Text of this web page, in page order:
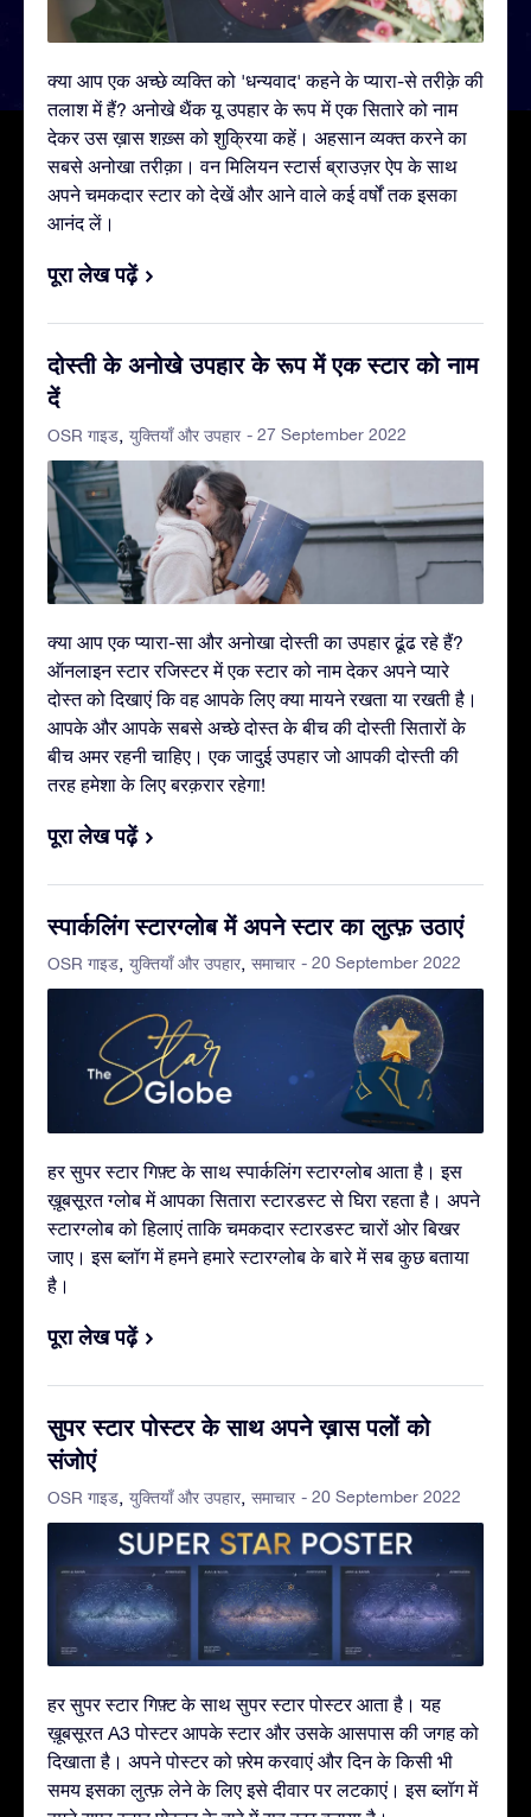
क्या आप एक अच्छे व्यक्ति को 'धन्यवाद' कहने के प्यारा-से तरीक़े की
तलाश में हैं? अनोखे थैंक यू उपहार के रूप में एक सितारे को नाम
देकर उस ख़ास शख़्स को शुक्रिया कहें। अहसान व्यक्त करने का
सबसे अनोखा तरीक़ा। वन मिलियन स्टार्स ब्राउज़र ऐप के साथ
अपने चमकदार स्टार को देखें और आने वाले कई वर्षों तक इसका
आनंद लें।
पूरा लेख पढ़ें
दोस्ती के अनोखे उपहार के रूप में एक स्टार को नाम
दें
OSR गाइड युक्तियाँ और उपहार - 27 September 2022
क्या आप एक प्यारा-सा और अनोखा दोस्ती का उपहार ढूंढ रहे हैं?
ऑनलाइन स्टार रजिस्टर में एक स्टार को नाम देकर अपने प्यारे
दोस्त को दिखाएं कि वह आपके लिए क्या मायने रखता या रखती है।
आपके और आपके सबसे अच्छे दोस्त के बीच की दोस्ती सितारों के
बीच अमर रहनी चाहिए। एक जादुई उपहार जो आपकी दोस्ती की
तरह हमेशा के लिए बरक़रार रहेगा!
पूरा लेख पढ़ें
स्पार्कलिंग स्टारग्लोब में अपने स्टार का लुत्फ़ उठाएं
OSR गाइड युक्तियाँ और उपहार समाचार - 20 September 2022
हर सुपर स्टार गिफ़्ट के साथ स्पार्कलिंग स्टारग्लोब आता है। इस
ख़ूबसूरत ग्लोब में आपका सितारा स्टारडस्ट से घिरा रहता है। अपने
स्टारग्लोब को हिलाएं ताकि चमकदार स्टारडस्ट चारों ओर बिखर
जाए। इस ब्लॉग में हमने हमारे स्टारग्लोब के बारे में सब कुछ बताया
है।
पूरा लेख पढ़ें
सुपर स्टार पोस्टर के साथ अपने ख़ास पलों को
संजोएं
OSR गाइड युक्तियाँ और उपहार समाचार - 20 September 2022
हर सुपर स्टार गिफ़्ट के साथ सुपर स्टार पोस्टर आता है। यह
ख़ूबसूरत A3 पोस्टर आपके स्टार और उसके आसपास की जगह को
दिखाता है। अपने पोस्टर को फ़्रेम करवाएं और दिन के किसी भी
समय इसका लुत्फ़ लेने के लिए इसे दीवार पर लटकाएं। इस ब्लॉग में